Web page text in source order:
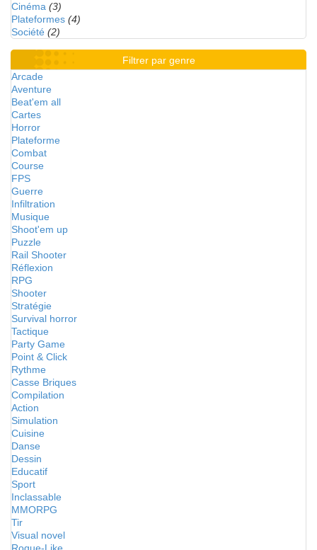
Cinéma (3)
Plateformes (4)
Société (2)
Filtrer par genre
Arcade
Aventure
Beat'em all
Cartes
Horror
Plateforme
Combat
Course
FPS
Guerre
Infiltration
Musique
Shoot'em up
Puzzle
Rail Shooter
Réflexion
RPG
Shooter
Stratégie
Survival horror
Tactique
Party Game
Point & Click
Rythme
Casse Briques
Compilation
Action
Simulation
Cuisine
Danse
Dessin
Educatif
Sport
Inclassable
MMORPG
Tir
Visual novel